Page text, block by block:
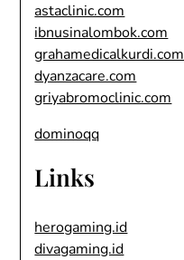
astaclinic.com
ibnusinalombok.com
grahamedicalkurdi.com
dyanzacare.com
griyabromoclinic.com
dominoqq
Links
herogaming.id
divagaming.id